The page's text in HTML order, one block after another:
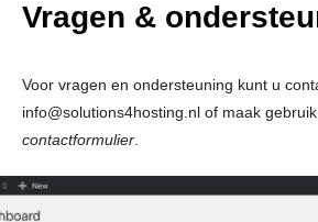
Vragen &
Voor vragen en ondersteuning kunt u
info@solutions4hosting.nl of maak
contactformulier.